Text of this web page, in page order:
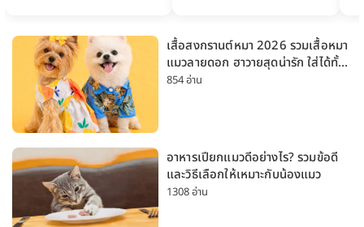
เสื้อสงกรานต์หมา 2026 รวมเสื้อหมา
แมวลายดอก ฮาวายสุดน่ารัก ใส่ได้ทั้ง
หมาเล็กและหมาใหญ่
854 อ่าน
อาหารเปียกแมวดีอย่างไร? รวมข้อดี
และวิธีเลือกให้เหมาะกับน้องแมว
1308 อ่าน